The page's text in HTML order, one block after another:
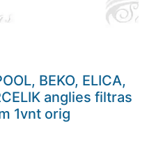
BEKO, ELICA,
anglies filtras
1vnt orig